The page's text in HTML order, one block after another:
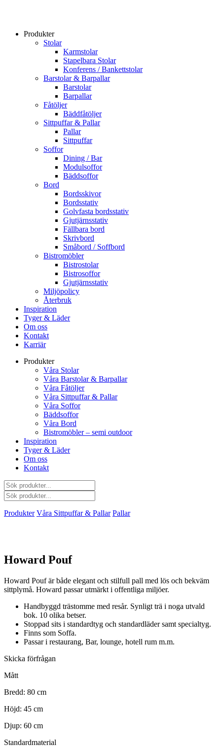
Produkter
Stolar
Karmstolar
Stapelbara Stolar
Konferens / Bankettstolar
Barstolar & Barpallar
Barstolar
Barpallar
Fåtöljer
Bäddfåtöljer
Sittpuffar & Pallar
Pallar
Sittpuffar
Soffor
Dining / Bar
Modulsoffor
Bäddsoffor
Bord
Bordsskivor
Bordsstativ
Golvfasta bordsstativ
Gjutjärnsstativ
Fällbara bord
Skrivbord
Småbord / Soffbord
Bistromöbler
Bistrostolar
Bistrosoffor
Gjutjärnsstativ
Miljöpolicy
Återbruk
Inspiration
Tyger & Läder
Om oss
Kontakt
Karriär
Produkter
Våra Stolar
Våra Barstolar & Barpallar
Våra Fåtöljer
Våra Sittpuffar & Pallar
Våra Soffor
Bäddsoffor
Våra Bord
Bistromöbler – semi outdoor
Inspiration
Tyger & Läder
Om oss
Kontakt
Produkter Våra Sittpuffar & Pallar Pallar
Howard Pouf
Howard Pouf är både elegant och stilfull pall med lös och bekväm
sittplymå. Howard passar utmärkt i offentliga miljöer.
Handbyggd trästomme med resår. Synligt trä i noga utvald
bok. 10 olika betser.
Stoppad sits i standardtyg och standardläder samt specialtyg.
Finns som Soffa.
Passar i restaurang, Bar, lounge, hotell rum m.m.
Skicka förfrågan
Mått
Bredd: 80 cm
Höjd: 45 cm
Djup: 60 cm
Standardmaterial